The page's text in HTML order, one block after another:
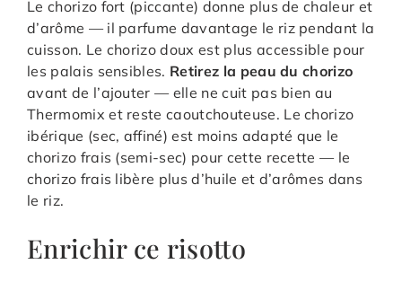
Le chorizo fort (piccante) donne plus de chaleur et
d’arôme — il parfume davantage le riz pendant la
cuisson. Le chorizo doux est plus accessible pour
les palais sensibles. Retirez la peau du chorizo
avant de l’ajouter — elle ne cuit pas bien au
Thermomix et reste caoutchouteuse. Le chorizo
ibérique (sec, affiné) est moins adapté que le
chorizo frais (semi-sec) pour cette recette — le
chorizo frais libère plus d’huile et d’arômes dans
le riz.
Enrichir ce risotto